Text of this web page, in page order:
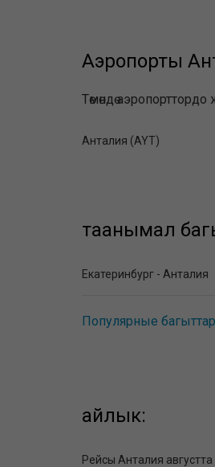
Аэропорты
Төмөндө
Анталия (AYT)
таанымал
Екатеринбург - Анталия
Популярные
айлык:
Рейсы Анталия августта